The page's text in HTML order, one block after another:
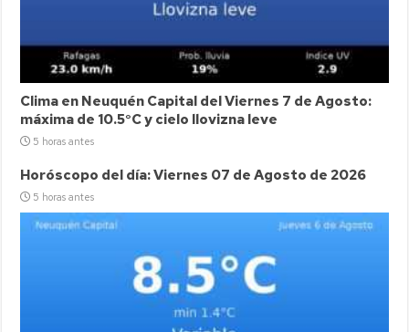
Clima en Neuquén Capital del Viernes 7 de Agosto:
máxima de 10.5°C y cielo llovizna leve
5 horas antes
Horóscopo del día: Viernes 07 de Agosto de 2026
5 horas antes